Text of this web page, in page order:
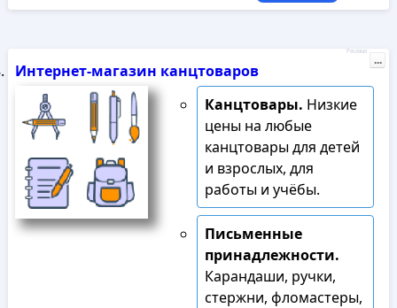
Интернет-магазин канцтоваров
Канцтовары. Низкие
цены на любые
канцтовары для детей
и взрослых, для
работы и учёбы.
Письменные
принадлежности.
Карандаши, ручки,
стержни, фломастеры,
Реклама
...